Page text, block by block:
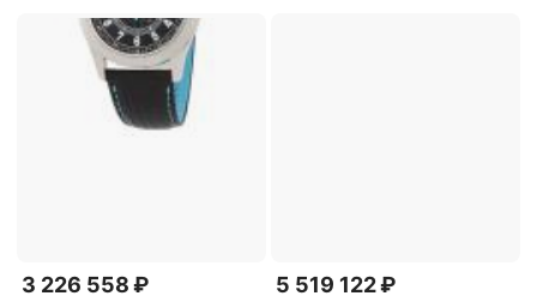
3 226 558 ₽ 5 519 122 ₽